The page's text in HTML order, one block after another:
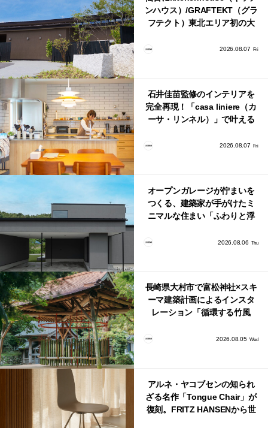
ンハウス）/GRAFTEKT（グラ
フテクト）東北エリア初の大
2026.08.07 Fri
石井佳苗監修のインテリアを
完全再現！「casa liniere（カ
ーサ・リンネル）」で叶える
2026.08.07 Fri
オープンガレージが佇まいを
つくる、建築家が手がけたミ
ニマルな住まい「ふわりと浮
2026.08.06 Thu
長崎県大村市で富松神社×スキ
ーマ建築計画によるインスタ
レーション「循環する竹風
2026.08.05 Wed
アルネ・ヤコブセンの知られ
ざる名作「Tongue Chair」が
復刻。FRITZ HANSENから世